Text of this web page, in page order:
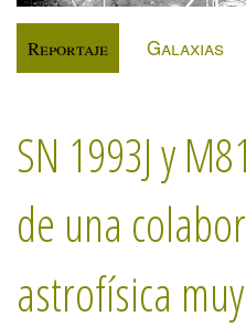
Reportaje Galaxias
SN 1993J y
de una
astrofísica